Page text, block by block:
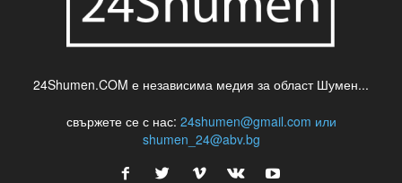
24Shumen.COM е независима медия за област Шумен...
свържете се с нас: 24shumen@gmail.com или
shumen_24@abv.bg